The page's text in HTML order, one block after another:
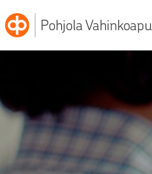
Pohjola Vahinkoapu